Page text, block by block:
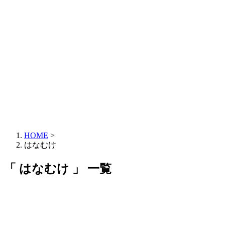
HOME >
はなむけ
「 はなむけ 」 一覧